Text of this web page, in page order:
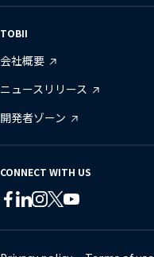
TOBII
会社概要
ニュースリリース
開発者ゾーン
CONNECT WITH US
Tobii
Facebook
Tobii
Linkedin
Tobii
Instagram
Tobii
Twitter
Tobii
Youtube
Tobii
Lin